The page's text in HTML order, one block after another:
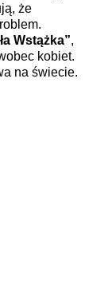
że
Wstążka”,
kobiet.
na świecie.